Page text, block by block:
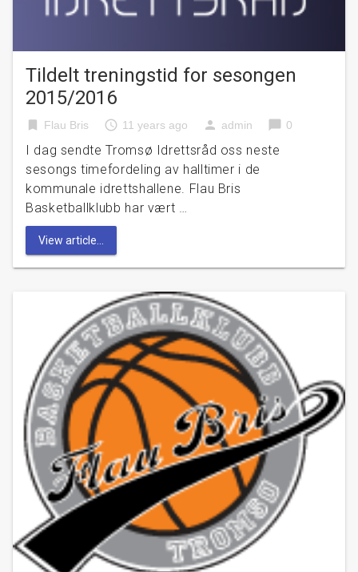
Tildelt treningstid for sesongen
2015/2016
bookmark Flau Bris access_time 11 years ago person admin chat_bubble 0
I dag sendte Tromsø Idrettsråd oss neste
sesongs timefordeling av halltimer i de
kommunale idrettshallene. Flau Bris
Basketballklubb har vært …
View article...